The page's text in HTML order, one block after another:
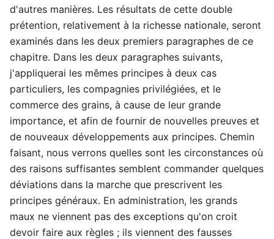
d'autres manières. Les résultats de cette double
prétention, relativement à la richesse nationale, seront
examinés dans les deux premiers paragraphes de ce
chapitre. Dans les deux paragraphes suivants,
j'appliquerai les mêmes principes à deux cas
particuliers, les compagnies privilégiées, et le
commerce des grains, à cause de leur grande
importance, et afin de fournir de nouvelles preuves et
de nouveaux développements aux principes. Chemin
faisant, nous verrons quelles sont les circonstances où
des raisons suffisantes semblent commander quelques
déviations dans la marche que prescrivent les
principes généraux. En administration, les grands
maux ne viennent pas des exceptions qu'on croit
devoir faire aux règles ; ils viennent des fausses